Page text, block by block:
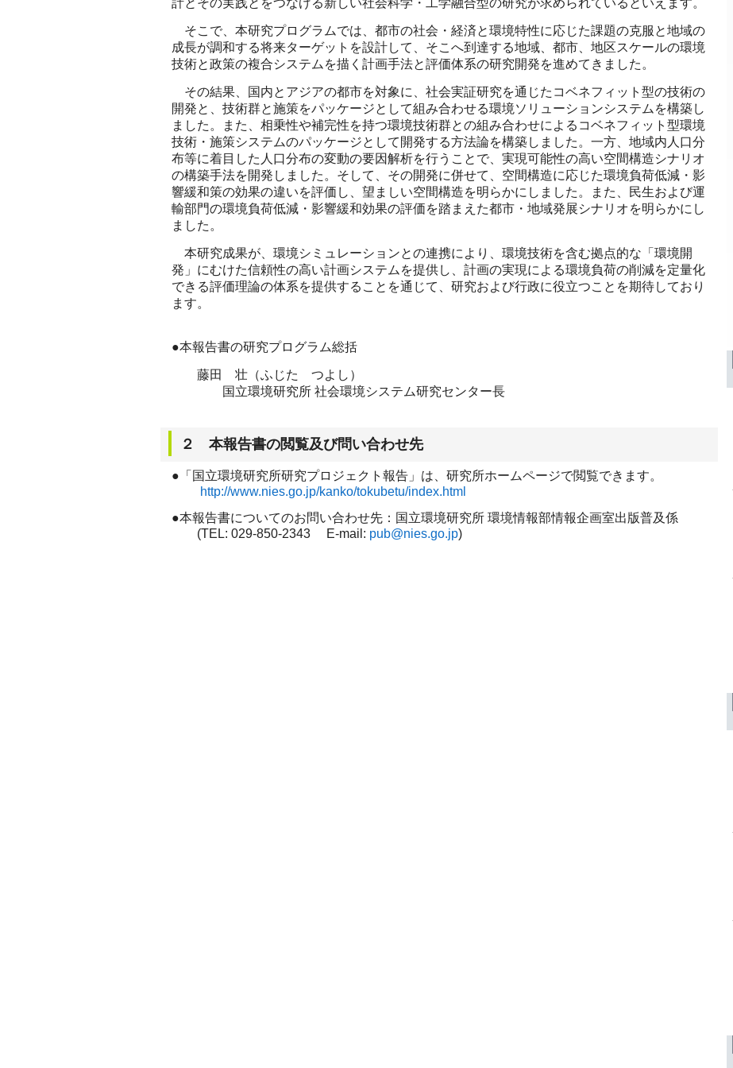
計とその実践とをつなげる新しい社会科学・工学融合型の研究が求められているといえます。
そこで、本研究プログラムでは、都市の社会・経済と環境特性に応じた課題の克服と地域の
成長が調和する将来ターゲットを設計して、そこへ到達する地域、都市、地区スケールの環境
技術と政策の複合システムを描く計画手法と評価体系の研究開発を進めてきました。
その結果、国内とアジアの都市を対象に、社会実証研究を通じたコベネフィット型の技術の
開発と、技術群と施策をパッケージとして組み合わせる環境ソリューションシステムを構築し
ました。また、相乗性や補完性を持つ環境技術群との組み合わせによるコベネフィット型環境
技術・施策システムのパッケージとして開発する方法論を構築しました。一方、地域内人口分
布等に着目した人口分布の変動の要因解析を行うことで、実現可能性の高い空間構造シナリオ
の構築手法を開発しました。そして、その開発に併せて、空間構造に応じた環境負荷低減・影
響緩和策の効果の違いを評価し、望ましい空間構造を明らかにしました。また、民生および運
輸部門の環境負荷低減・影響緩和効果の評価を踏まえた都市・地域発展シナリオを明らかにし
ました。
本研究成果が、環境シミュレーションとの連携により、環境技術を含む拠点的な「環境開
発」にむけた信頼性の高い計画システムを提供し、計画の実現による環境負荷の削減を定量化
できる評価理論の体系を提供することを通じて、研究および行政に役立つことを期待しており
ます。
●本報告書の研究プログラム総括
藤田 壮（ふじた つよし）
国立環境研究所 社会環境システム研究センター長
２ 本報告書の閲覧及び問い合わせ先
●「国立環境研究所研究プロジェクト報告」は、研究所ホームページで閲覧できます。
http://www.nies.go.jp/kanko/tokubetu/index.html
●本報告書についてのお問い合わせ先：国立環境研究所 環境情報部情報企画室出版普及係
(TEL: 029-850-2343 E-mail: pub@nies.go.jp)